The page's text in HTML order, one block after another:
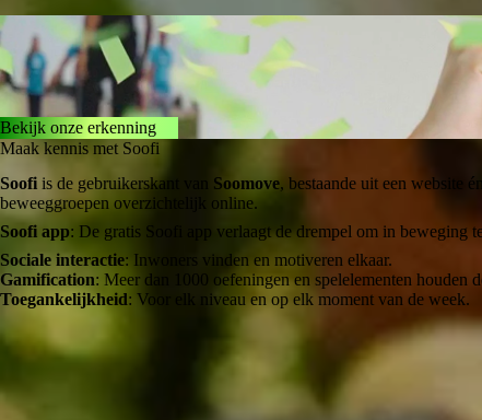
Erkend door Kenniscentrum Sport en Bewegen
Soomoveis deeerste erkende interventie op basis van het BVO-
Bekijk onze erkenning
Maak kennis met Soofi
Soofi is de gebruikerskant van Soomove, bestaande uit een website
beweeggroepen overzichtelijk online.
Soofi app: De gratis Soofi app verlaagt de drempel om in beweging
Sociale interactie: Inwoners vinden en motiveren elkaar.
Gamification: Meer dan 1000 oefeningen en spelelementen houden
Toegankelijkheid: Voor elk niveau en op elk moment van de week.